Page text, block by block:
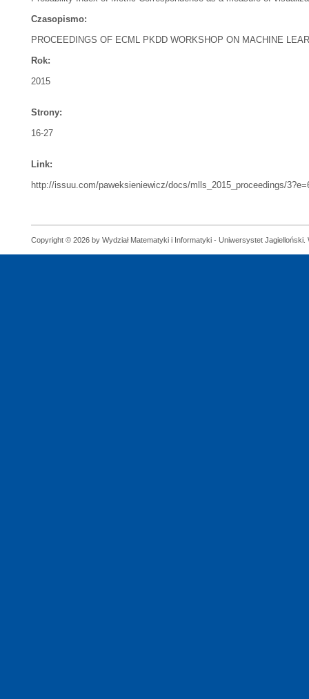
Czasopismo:
PROCEEDINGS OF ECML PKDD WORKSHOP ON MACHINE
Rok:
2015
Strony:
16-27
Link:
http://issuu.com/paweksieniewicz/docs/mlls_2015_proceedings/
Copyright © 2026 by Wydział Matematyki i Informatyki - Uniwersystet